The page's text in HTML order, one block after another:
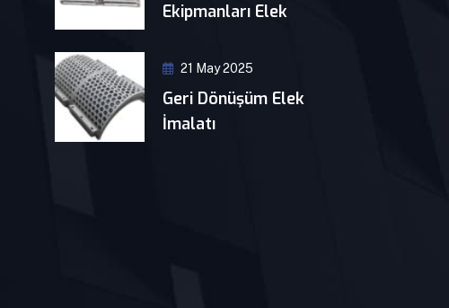
Ekipmanları Elek
21 May 2025
Geri Dönüşüm Elek
İmalatı